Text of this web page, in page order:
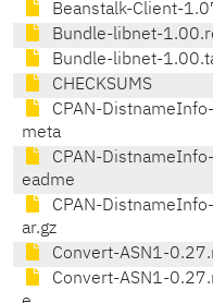
Beanstalk-Client-
Bundle-libnet-
Bundle-libnet-
CHECKSUMS
CPAN-
meta
CPAN-
eadme
CPAN-
ar.gz
Convert-ASN1-
Convert-ASN1-